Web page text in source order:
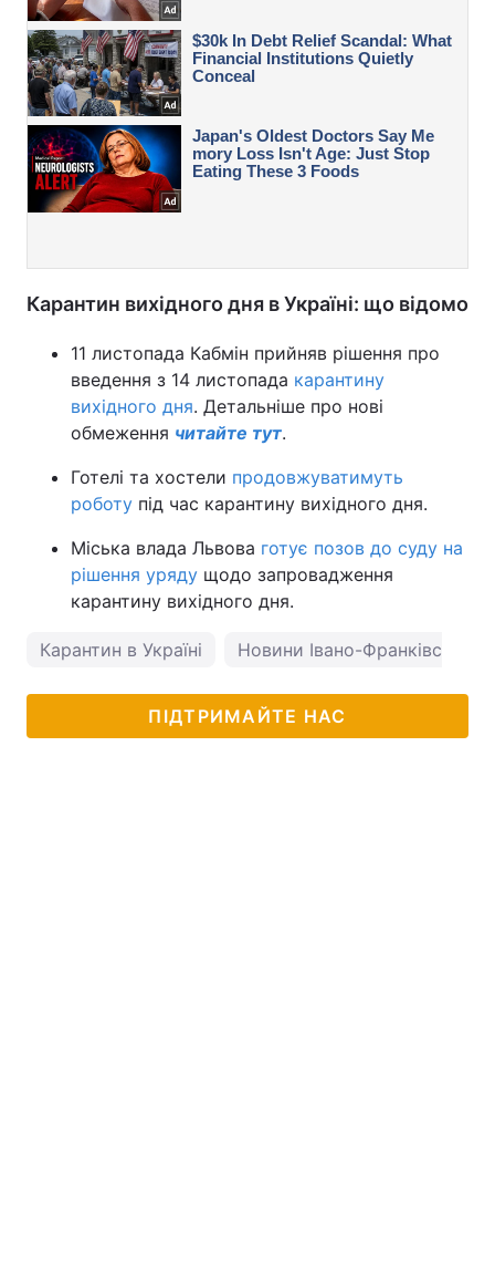
Карантин вихідного дня в Україні: що відомо
11 листопада Кабмін прийняв рішення про
введення з 14 листопада карантину
вихідного дня. Детальніше про нові
обмеження читайте тут.
Готелі та хостели продовжуватимуть
роботу під час карантину вихідного дня.
Міська влада Львова готує позов до суду на
рішення уряду щодо запровадження
карантину вихідного дня.
Карантин в Україні Новини Івано-Франківська
ПІДТРИМАЙТЕ НАС